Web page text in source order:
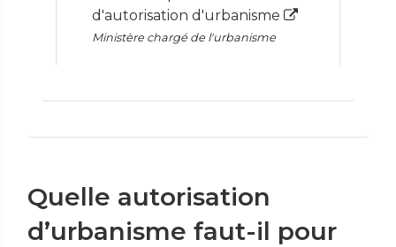
d'autorisation d'urbanisme
Ministère chargé de l'urbanisme
Quelle autorisation
d’urbanisme faut-il pour